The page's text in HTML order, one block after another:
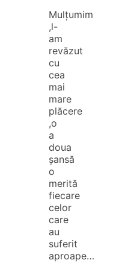
Mulțumim
,l-
am
revăzut
cu
cea
mai
mare
plăcere
,o
a
doua
șansă
o
merită
fiecare
celor
care
au
suferit
aproape…